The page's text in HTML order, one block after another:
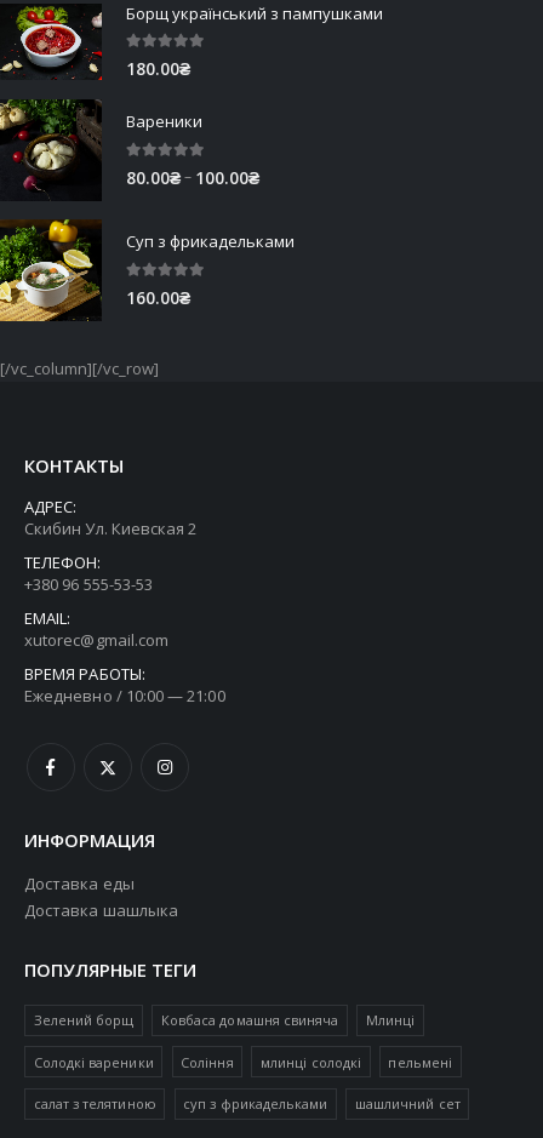
Борщ український з пампушками
5.00 out of 5
180.00₴
Вареники
5.00out of 5
80.00₴– 100.00₴Price
Суп з фрикадельками
5.00 out of 5
160.00₴
[/vc_column][/vc_row]
КОНТАКТЫ
АДРЕС:
Скибин Ул. Киевская 2
ТЕЛЕФОН:
+380 96 555-53-53
EMAIL:
xutorec@gmail.com
ВРЕМЯ РАБОТЫ:
Ежедневно / 10:00 — 21:00
ИНФОРМАЦИЯ
Доставка еды
Доставка шашлыка
ПОПУЛЯРНЫЕ ТЕГИ
Зелений борщ Ковбаса домашня свиняча Млинці
Солодкі вареники Соління млинці солодкі пельмені
салат з телятиною суп з фрикадельками шашличний сет